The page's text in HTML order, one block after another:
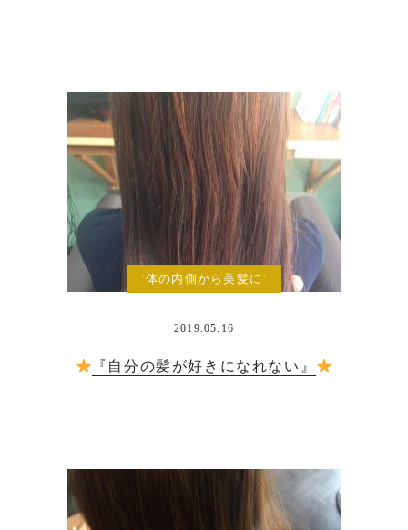
`体の内側から美髪に`
2019.05.16
『自分の髪が好きになれない』